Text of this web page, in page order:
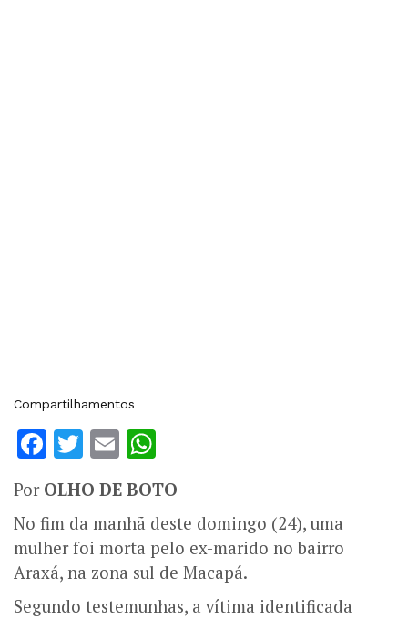
Compartilhamentos
Facebook
Twitter
Email
Por OLHO DE BOTO
No fim da manhã deste domingo (24), uma
mulher foi morta pelo ex-marido no bairro
Araxá, na zona sul de Macapá.
Segundo testemunhas, a vítima identificada